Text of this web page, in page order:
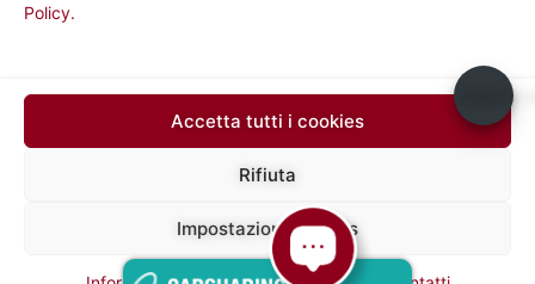
Policy.
Accetta tutti i cookies
Rifiuta
Impostazioni cookies
UTILITÀ
Car Sharing Roma
Sede legale in via Silvio D’Amico 40, 00145 Roma, P. IVA e N.
Iscrizione 10735431008 del 31/12/2009 Numero REA 1253419
Usiamo